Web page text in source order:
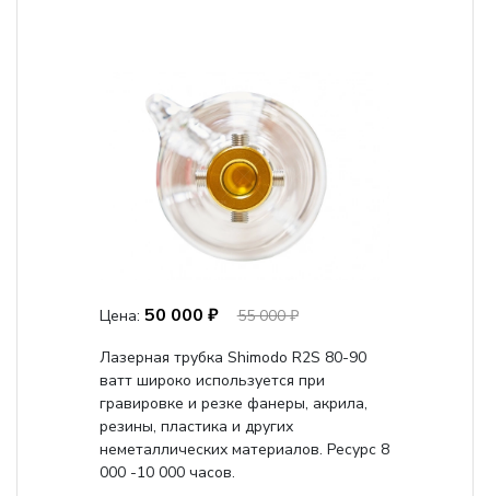
Цена: 50 000 ₽
55 000 ₽
Лазерная трубка Shimodo R2S 80-90
ватт широко используется при
гравировке и резке фанеры, акрила,
резины, пластика и других
неметаллических материалов. Ресурс 8
000 -10 000 часов.